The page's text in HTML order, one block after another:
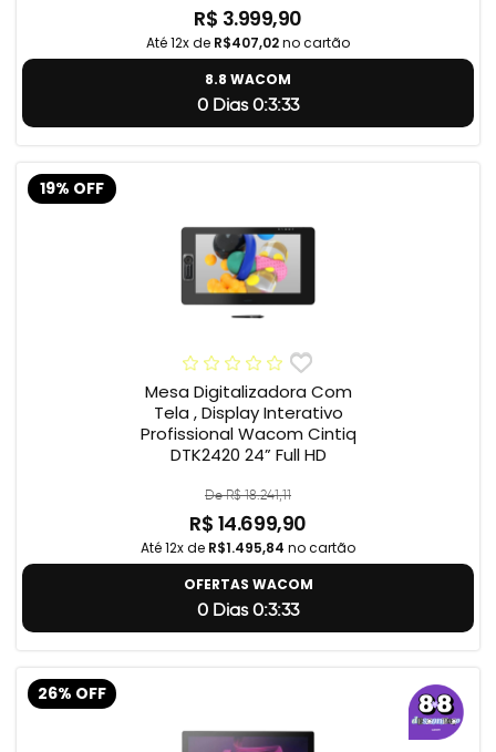
R$ 3.999,90
Até 12x de R$407,02no cartão
8.8 WACOM
0 Dias 0:3:32
19% OFF
Mesa Digitalizadora Com
Tela , Display Interativo
Profissional Wacom Cintiq
DTK2420 24” Full HD
De R$ 18.241,11
R$ 14.699,90
Até 12x de R$1.495,84 no cartão
OFERTAS WACOM
0 Dias 0:3:32
26% OFF